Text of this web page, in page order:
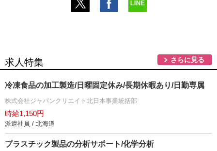
求人特集 さらに見る
冷凍食品の加工製造/日曜固定休み/長期休暇あり/日勤専属
株式会社ジャパンクリエイト北日本事業統括部
時給1,150円
派遣社員 / 北海道
プラスチック製品の分析サポート/化学分析